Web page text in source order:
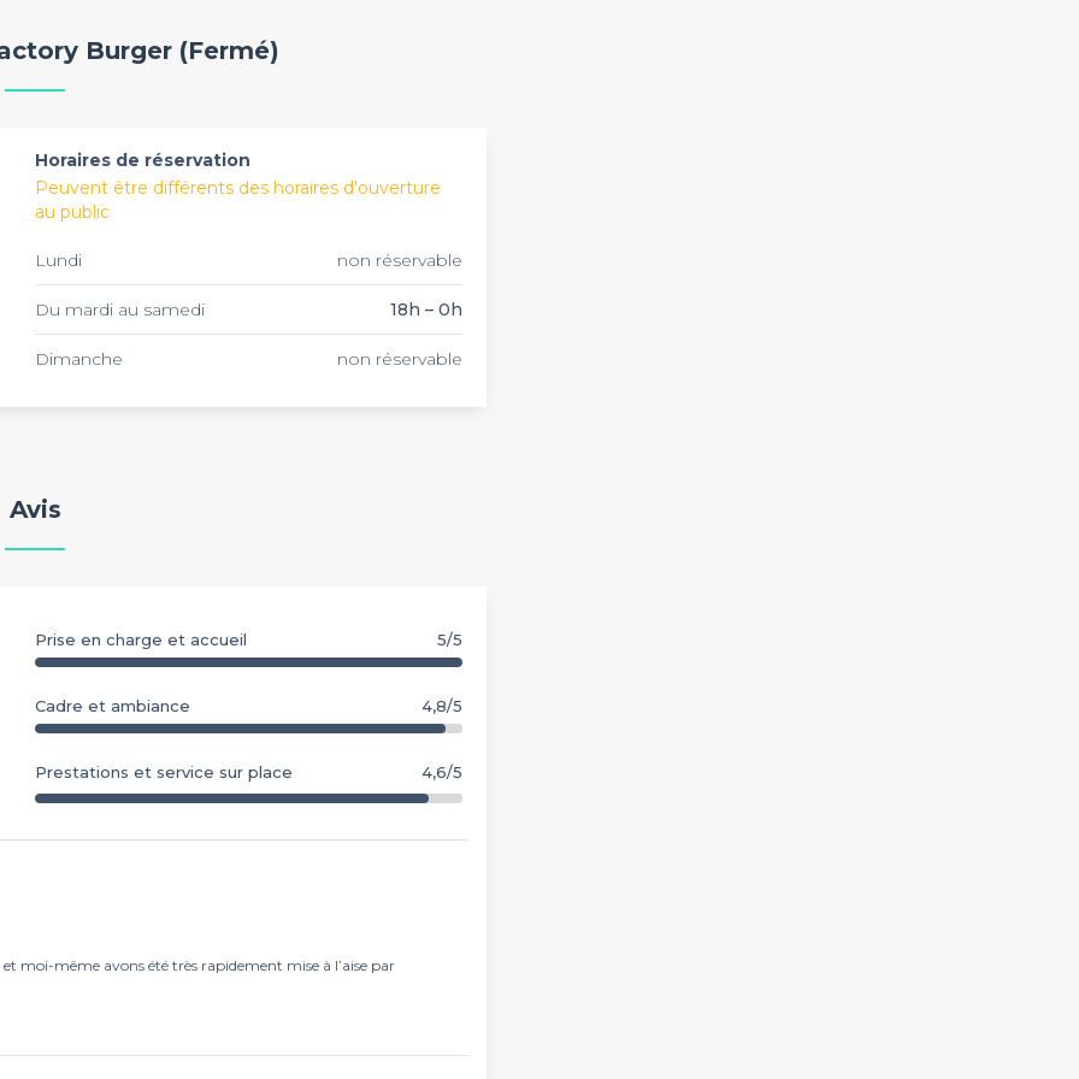
! Ajoutez à cela la possibilité de privatiser le sous-
Burger (Fermé)
Horaires de réservation
Peuvent être différents des horaires d'ouverture
au public
Lundi non réservable
Du mardi au samedi 18h – 0h
Dimanche non réservable
Avis
Prise en charge et accueil 5/5
Cadre et ambiance 4,8/5
Prestations et service sur place 4,6/5
moi-même avons été très rapidement mise à l’aise par